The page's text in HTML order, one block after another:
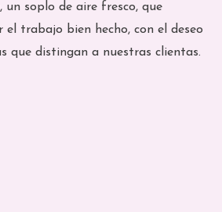
un soplo de aire fresco, que
trabajo bien hecho, con el deseo
que distingan a nuestras clientas.